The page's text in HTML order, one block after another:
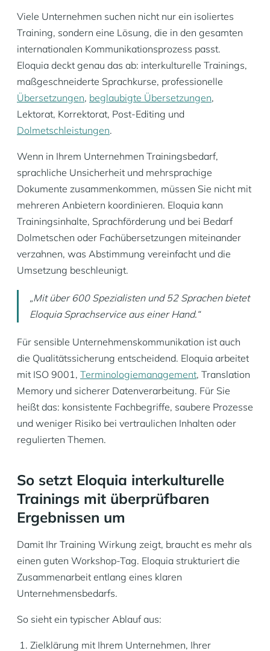
Viele Unternehmen suchen nicht nur ein isoliertes
Training, sondern eine Lösung, die in den gesamten
internationalen Kommunikationsprozess passt.
Eloquia deckt genau das ab: interkulturelle Trainings,
maßgeschneiderte Sprachkurse, professionelle
Übersetzungen, beglaubigte Übersetzungen,
Lektorat, Korrektorat, Post-Editing und
Dolmetschleistungen.
Wenn in Ihrem Unternehmen Trainingsbedarf,
sprachliche Unsicherheit und mehrsprachige
Dokumente zusammenkommen, müssen Sie nicht mit
mehreren Anbietern koordinieren. Eloquia kann
Trainingsinhalte, Sprachförderung und bei Bedarf
Dolmetschen oder Fachübersetzungen miteinander
verzahnen, was Abstimmung vereinfacht und die
Umsetzung beschleunigt.
„Mit über 600 Spezialisten und 52 Sprachen bietet
Eloquia Sprachservice aus einer Hand.“
Für sensible Unternehmenskommunikation ist auch
die Qualitätssicherung entscheidend. Eloquia arbeitet
mit ISO 9001, Terminologiemanagement, Translation
Memory und sicherer Datenverarbeitung. Für Sie
heißt das: konsistente Fachbegriffe, saubere Prozesse
und weniger Risiko bei vertraulichen Inhalten oder
regulierten Themen.
So setzt Eloquia interkulturelle
Trainings mit überprüfbaren
Ergebnissen um
Damit Ihr Training Wirkung zeigt, braucht es mehr als
einen guten Workshop-Tag. Eloquia strukturiert die
Zusammenarbeit entlang eines klaren
Unternehmensbedarfs.
So sieht ein typischer Ablauf aus:
Zielklärung mit Ihrem Unternehmen, Ihrer